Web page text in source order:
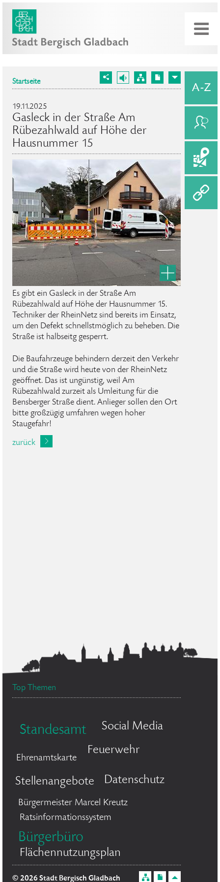
Startseite
19.11.2025
Gasleck in der Straße Am
Rübezahlwald auf Höhe der
Hausnummer 15
Es gibt ein Gasleck in der Straße Am
Rübezahlwald auf Höhe der Hausnummer 15.
Techniker der RheinNetz sind bereits im Einsatz,
um den Defekt schnellstmöglich zu beheben. Die
Straße ist halbseitg gesperrt.
Die Baufahrzeuge behindern derzeit den Verkehr
und die Straße wird heute von der RheinNetz
geöffnet. Das ist ungünstig, weil Am
Rübezahlwald zurzeit als Umleitung für die
Bensberger Straße dient. Anlieger sollen den Ort
bitte großzügig umfahren wegen hoher
Staugefahr!
zurück
Top Themen
Standesamt Social Media
Ehrenamtskarte
Feuerwehr
Stellenangebote Datenschutz
Bürgermeister Marcel Kreutz
Ratsinformationssystem
Bürgerbüro
Flächennutzungsplan
© 2026 Stadt Bergisch Gladbach